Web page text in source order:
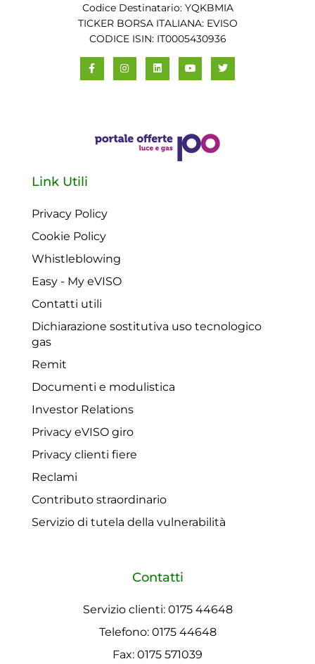
Codice Destinatario: YQKBMIA
TICKER BORSA ITALIANA: EVISO
CODICE ISIN: IT0005430936
Link Utili
Privacy Policy
Cookie Policy
Whistleblowing
Easy - My eVISO
Contatti utili
Dichiarazione sostitutiva uso tecnologico
gas
Remit
Documenti e modulistica
Investor Relations
Privacy eVISO giro
Privacy clienti fiere
Reclami
Contributo straordinario
Servizio di tutela della vulnerabilità
Contatti
Servizio clienti: 0175 44648
Telefono: 0175 44648
Fax: 0175 571039